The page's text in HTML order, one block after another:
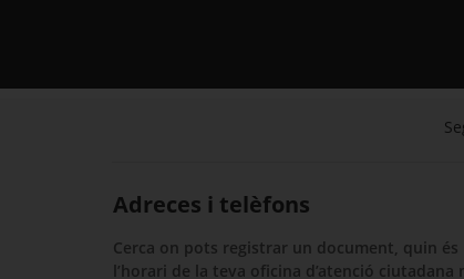
Adreces i telèfons
Cerca on pots registrar un document, quin és
l’horari de la teva oficina d’atenció ciutadana